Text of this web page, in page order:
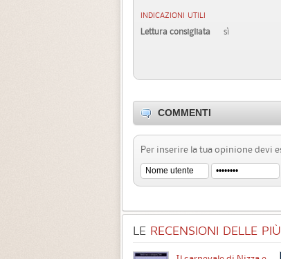
INDICAZIONI UTILI
Lettura consigliata sì
COMMENTI
Per inserire la tua opinione devi
LE RECENSIONI DELLE